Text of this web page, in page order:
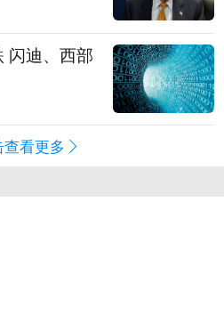
闪迪、西部
查看更多